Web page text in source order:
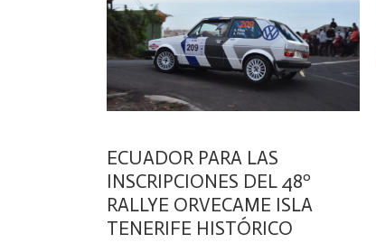
ECUADOR PARA LAS
INSCRIPCIONES DEL 48º
RALLYE ORVECAME ISLA
TENERIFE HISTÓRICO